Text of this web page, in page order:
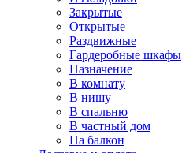
Закрытые
Открытые
Раздвижные
Гардеробные шкафы
Назначение
В комнату
В нишу
В спальню
В частный дом
На балкон